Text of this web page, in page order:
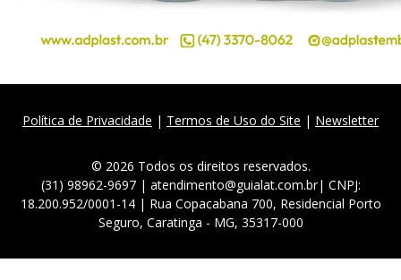
Política de Privacidade | Termos de Uso do Site | Newsletter
© 2026 Todos os direitos reservados.
(31) 98962-9697 | atendimento@guialat.com.br| CNPJ:
18.200.952/0001-14 | Rua Copacabana 700, Residencial Porto
Seguro, Caratinga - MG, 35317-000